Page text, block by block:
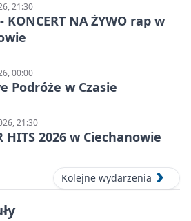
21:30
KONCERT NA ŻYWO rap w
00:00
Podróże w Czasie
21:30
HITS 2026 w Ciechanowie
Kolejne wydarzenia